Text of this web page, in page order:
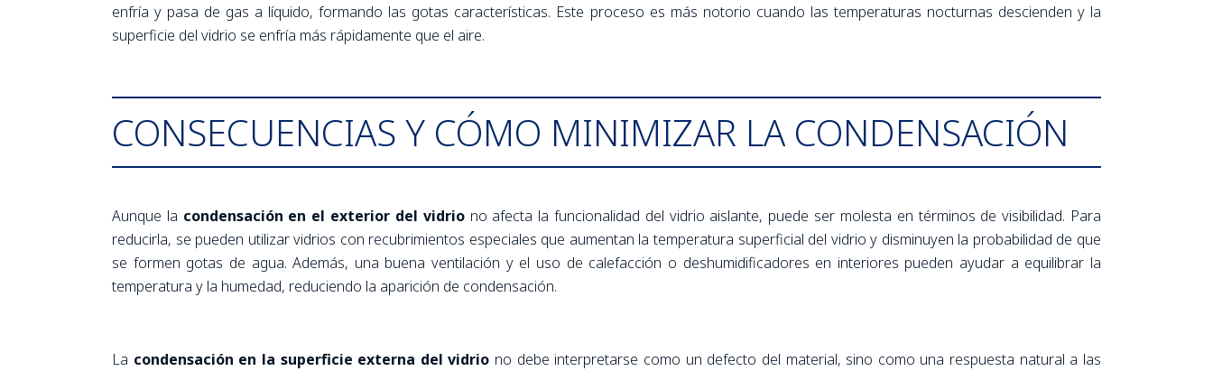
enfría y pasa de gas a líquido, formando las gotas características. Este proceso es más notorio cuando las temperaturas nocturnas descienden y la
superficie del vidrio se enfría más rápidamente que el aire.
CONSECUENCIAS Y CÓMO MINIMIZAR LA CONDENSACIÓN
Aunque la condensación en el exterior del vidriono afecta la funcionalidad del vidrio aislante, puede ser molesta en términos de visibilidad. Para
reducirla, se pueden utilizar vidrios con recubrimientos especiales que aumentan la temperatura superficial del vidrio y disminuyen la probabilidad de que
se formen gotas de agua. Además, una buena ventilación y el uso de calefacción o deshumidificadores en interiores pueden ayudar a equilibrar la
temperatura y la humedad, reduciendo la aparición de condensación.
La condensación en la superficie externa del vidrio no debe interpretarse como un defecto del material, sino como una respuesta natural a las